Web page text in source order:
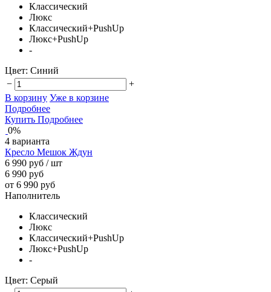
Классический
Люкс
Классический+PushUp
Люкс+PushUp
-
Цвет: Синий
−
+
В корзину Уже в корзине
Подробнее
Купить Подробнее
0%
4 варианта
Кресло Мешок Ждун
6 990 руб / шт
6 990 руб
от 6 990 руб
Наполнитель
Классический
Люкс
Классический+PushUp
Люкс+PushUp
-
Цвет: Серый